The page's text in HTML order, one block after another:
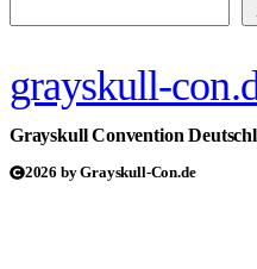
grayskull-
Grayskull Convention
2026 by Grayskull-Con.de